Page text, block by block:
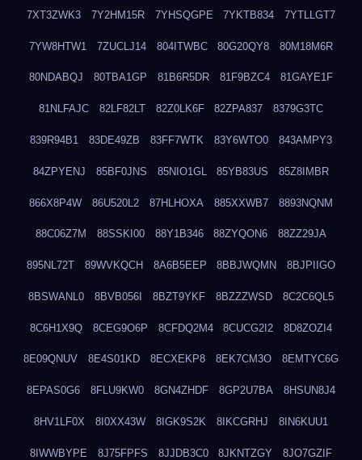
7XT3ZWK3 7Y2HM15R 7YHSQGPE 7YKTB834 7YTLLGT7
7YW8HTW1 7ZUCLJ14 804ITWBC 80G20QY8 80M18M6R
80NDABQJ 80TBA1GP 81B6R5DR 81F9BZC4 81GAYE1F
81NLFAJC 82LF82LT 82Z0LK6F 82ZPA837 8379G3TC
839R94B1 83DE49ZB 83FF7WTK 83Y6WTO0 843AMPY3
84ZPYENJ 85BF0JNS 85NIO1GL 85YB83US 85Z8IMBR
866X8P4W 86U520L2 87HLHOXA 885XXWB7 8893NQNM
88C06Z7M 88SSKI00 88Y1B346 88ZYQON6 88ZZ29JA
895NL72T 89WVKQCH 8A6B5EEP 8BBJWQMN 8BJPIIGO
8BSWANL0 8BVB056I 8BZT9YKF 8BZZZWSD 8C2C6QL5
8C6H1X9Q 8CEG9O6P 8CFDQ2M4 8CUCG2I2 8D8ZOZI4
8E09QNUV 8E4S01KD 8ECXEKP8 8EK7CM3O 8EMTYC6G
8EPAS0G6 8FLU9KW0 8GN4ZHDF 8GP2U7BA 8HSUN8J4
8HV1LF0X 8I0XX43W 8IGK9S2K 8IKCGRHJ 8IN6KUU1
8IWWBYPE 8J75FPFS 8JJDB3C0 8JKNTZGY 8JO7GZIF